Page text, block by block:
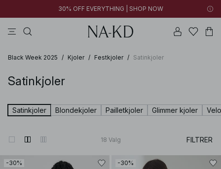
30% OFF EVERYTHING | SHOP NOW
Black Week 2025 / Kjoler / Festkjoler / Satinkjoler
Satinkjoler
Satinkjoler Blondekjoler Pailletkjoler Glimmer kjoler
18 Valg FILTRER
-30% -30%